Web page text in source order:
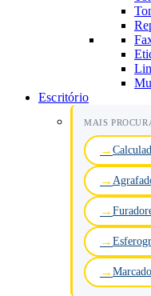
Escritório
MAIS